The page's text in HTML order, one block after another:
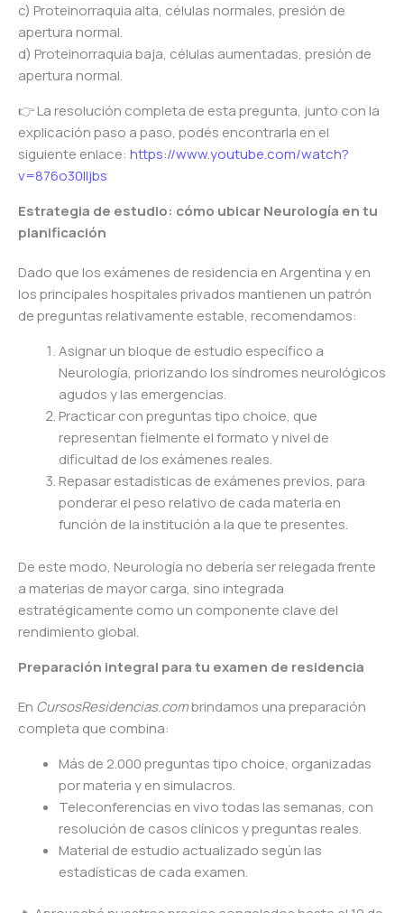
c) Proteinorraquia alta, células normales, presión de
apertura normal.
d) Proteinorraquia baja, células aumentadas, presión de
apertura normal.
👉 La resolución completa de esta pregunta, junto con la
explicación paso a paso, podés encontrarla en el
siguiente enlace: https://www.youtube.com/watch?
v=876o30IIjbs
Estrategia de estudio: cómo ubicar Neurología en tu
planificación
Dado que los exámenes de residencia en Argentina y en
los principales hospitales privados mantienen un patrón
de preguntas relativamente estable, recomendamos:
Asignar un bloque de estudio específico a
Neurología, priorizando los síndromes neurológicos
agudos y las emergencias.
Practicar con preguntas tipo choice, que
representan fielmente el formato y nivel de
dificultad de los exámenes reales.
Repasar estadísticas de exámenes previos, para
ponderar el peso relativo de cada materia en
función de la institución a la que te presentes.
De este modo, Neurología no debería ser relegada frente
a materias de mayor carga, sino integrada
estratégicamente como un componente clave del
rendimiento global.
Preparación integral para tu examen de residencia
En CursosResidencias.combrindamos una preparación
completa que combina:
Más de 2.000 preguntas tipo choice, organizadas
por materia y en simulacros.
Teleconferencias en vivo todas las semanas, con
resolución de casos clínicos y preguntas reales.
Material de estudio actualizado según las
estadísticas de cada examen.